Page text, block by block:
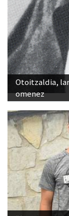
Otoitzaldia,
omenez